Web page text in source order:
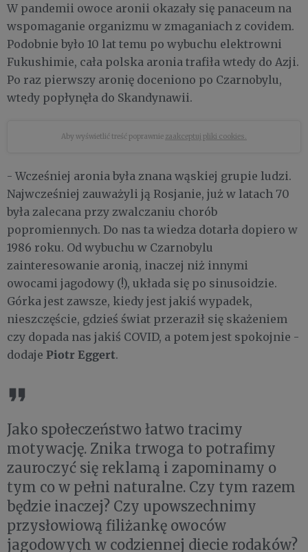
W pandemii owoce aronii okazały się panaceum na
wspomaganie organizmu w zmaganiach z covidem.
Podobnie było 10 lat temu po wybuchu elektrowni
Fukushimie, cała polska aronia trafiła wtedy do Azji.
Po raz pierwszy aronię doceniono po Czarnobylu,
wtedy popłynęła do Skandynawii.
Aby wyświetlić treść poprawnie zaakceptuj pliki cookies.
- Wcześniej aronia była znana wąskiej grupie ludzi.
Najwcześniej zauważyli ją Rosjanie, już w latach 70
była zalecana przy zwalczaniu chorób
popromiennych. Do nas ta wiedza dotarła dopiero w
1986 roku. Od wybuchu w Czarnobylu
zainteresowanie aronią, inaczej niż innymi
owocami jagodowy (!), układa się po sinusoidzie.
Górka jest zawsze, kiedy jest jakiś wypadek,
nieszczęście, gdzieś świat przeraził się skażeniem
czy dopada nas jakiś COVID, a potem jest spokojnie -
dodaje Piotr Eggert.
Jako społeczeństwo łatwo tracimy
motywację. Znika trwoga to potrafimy
zauroczyć się reklamą i zapominamy o
tym co w pełni naturalne. Czy tym razem
będzie inaczej? Czy upowszechnimy
przysłowiową filiżankę owoców
jagodowych w codziennej diecie rodaków?